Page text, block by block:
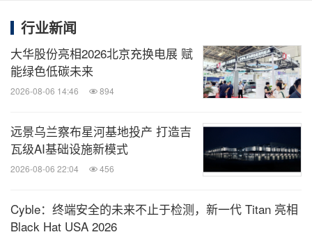
作，共同研发解决方案，力求强化设计美学，提高建
筑可持续性，优化建筑能源效率，保障建筑使用者的
健康与安全。陶氏公司所提供的解决方案凝聚着全公
司各部门的专业技术知识，可帮助客户应对多种多样
产品，陶氏公司建筑与基础设施团队为结构性装配、
耐候性应用、门窗装配、建材保护提供久经考验的材
管理系统、光伏单元、太阳能电池板纳入建筑设计
中。欲了解更多信息，请访问
行业新闻
大华股份亮相2026北京充换电展 赋
能绿色低碳未来
2026-08-06 14:46 894
远景乌兰察布星河基地投产 打造吉
瓦级AI基础设施新模式
2026-08-06 22:04 456
Cyble：终端安全的未来不止于检测，新一代 Titan 亮相
Black Hat USA 2026